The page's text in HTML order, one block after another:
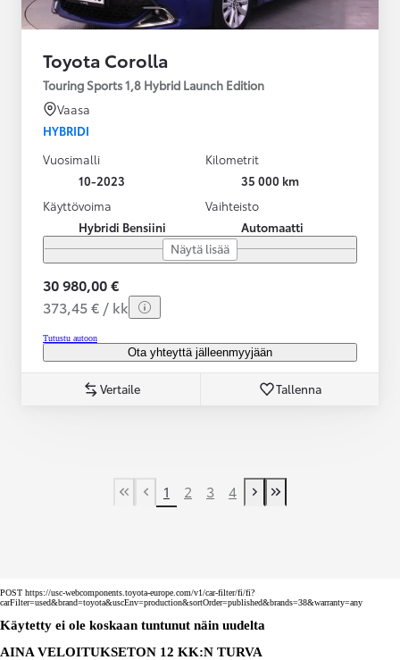
Toyota Corolla
Touring Sports 1,8 Hybrid Launch Edition
Vaasa
HYBRIDI
Vuosimalli
10-2023
Kilometrit
35 000 km
Käyttövoima
Hybridi Bensiini
Vaihteisto
Automaatti
Näytä lisää
30 980,00 €
373,45 € / kk
Tutustu autoon
Ota yhteyttä jälleenmyyjään
Vertaile Tallenna
First Page
Previous page
1 2 3 4
Next page
Last Page
POST https://usc-webcomponents.toyota-europe.com/v1/car-filter/fi/fi?
carFilter=used&brand=toyota&uscEnv=production&sortOrder=published&brands=38&warranty=any
Käytetty ei ole koskaan tuntunut näin uudelta
AINA VELOITUKSETON 12 KK:N TURVA